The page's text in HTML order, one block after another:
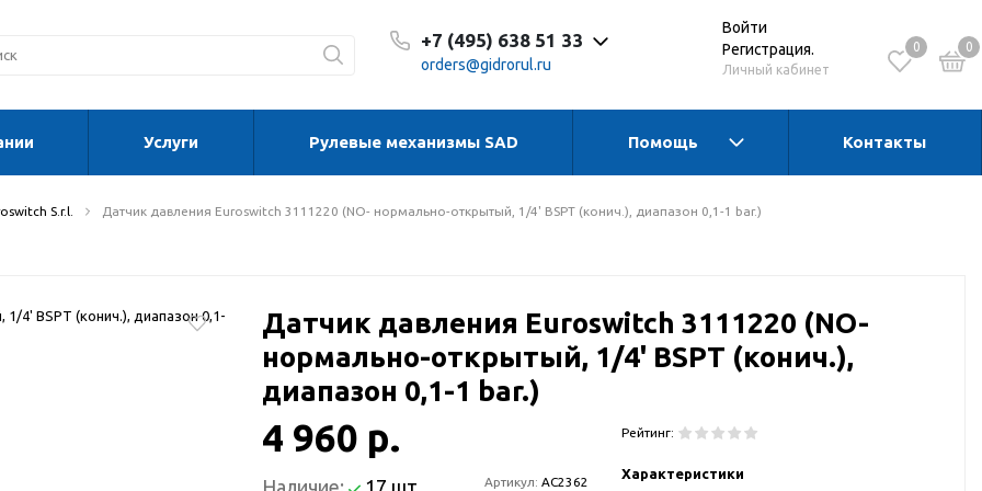
+7 (495) 638 51 33
orders@gidrorul.ru
С 8:30 до 17:30 Пн-Чт
Войти
Регистрация.
Личный кабинет
0 0
Услуги Рулевые механизмы SAD Помощь Контакты
S.r.l. Датчик давления Euroswitch 3111220 (NO- нормально-открытый, 1/4' BSPT (конич.), диапазон 0,1-1 bar.)
Датчик давления Euroswitch 3111220 (NO-
нормально-открытый, 1/4' BSPT (конич.),
диапазон 0,1-1 bar.)
4 960 р.
Наличие: 17 шт Артикул: АС2362 Характеристики
Рейтинг: